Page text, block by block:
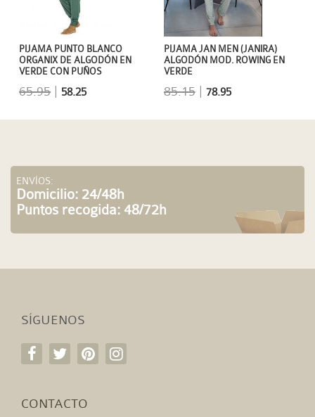
PIJAMA JAN MEN (JANIRA)
ALGODÓN MOD. ROWING EN
VERDE
85.15| 78.95
PIJAMA PUNTO BLANCO
ORGANIX DE ALGODÓN EN
VERDE CON PUÑOS
65.95 58.25
ENVÍOS:
Domicilio: 24/48h
Puntos recogida: 48/72h
SÍGUENOS
CONTACTO